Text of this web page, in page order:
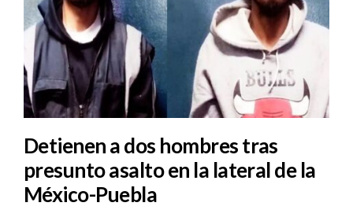
Detienen a dos hombres tras
presunto asalto en la lateral de la
México-Puebla